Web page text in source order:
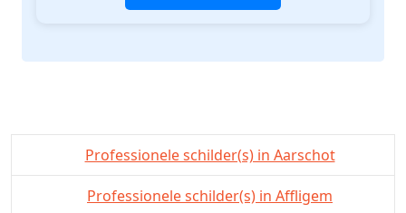
Professionele schilder(s) in Aarschot
Professionele schilder(s) in Affligem